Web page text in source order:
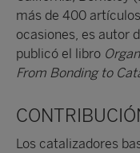
más de 400
ocasiones, es autor
publicó el libro
From Bonding to
Los catalizadores